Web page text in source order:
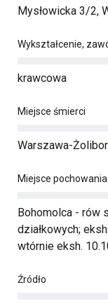
Mysłowicka 3/2,
Wykształcenie,
krawcowa
Miejsce śmierci
Warszawa-
Miejsce pochowania
Bohomolca - rów
działkowych;
wtórnie eksh.
Źródło